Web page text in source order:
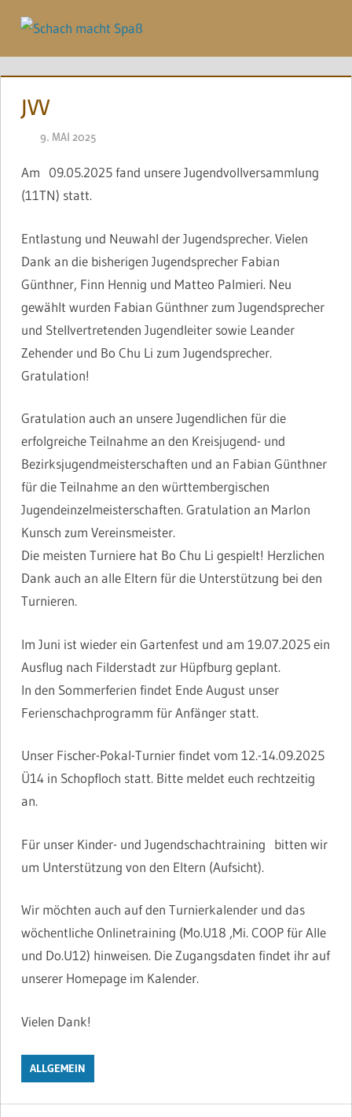
Inhalt
springen
JVV
9. MAI 2025
Am 09.05.2025 fand unsere Jugendvollversammlung
(11TN) statt.
Entlastung und Neuwahl der Jugendsprecher. Vielen
Dank an die bisherigen Jugendsprecher Fabian
Günthner, Finn Hennig und Matteo Palmieri. Neu
gewählt wurden Fabian Günthner zum Jugendsprecher
und Stellvertretenden Jugendleiter sowie Leander
Zehender und Bo Chu Li zum Jugendsprecher.
Gratulation!
Gratulation auch an unsere Jugendlichen für die
erfolgreiche Teilnahme an den Kreisjugend- und
Bezirksjugendmeisterschaften und an Fabian Günthner
für die Teilnahme an den württembergischen
Jugendeinzelmeisterschaften. Gratulation an Marlon
Kunsch zum Vereinsmeister.
Die meisten Turniere hat Bo Chu Li gespielt! Herzlichen
Dank auch an alle Eltern für die Unterstützung bei den
Turnieren.
Im Juni ist wieder ein Gartenfest und am 19.07.2025 ein
Ausflug nach Filderstadt zur Hüpfburg geplant.
In den Sommerferien findet Ende August unser
Ferienschachprogramm für Anfänger statt.
Unser Fischer-Pokal-Turnier findet vom 12.-14.09.2025
Ü14 in Schopfloch statt. Bitte meldet euch rechtzeitig
an.
Für unser Kinder- und Jugendschachtraining bitten wir
um Unterstützung von den Eltern (Aufsicht).
Wir möchten auch auf den Turnierkalender und das
wöchentliche Onlinetraining (Mo.U18 ,Mi. COOP für Alle
und Do.U12) hinweisen. Die Zugangsdaten findet ihr auf
unserer Homepage im Kalender.
Vielen Dank!
ALLGEMEIN